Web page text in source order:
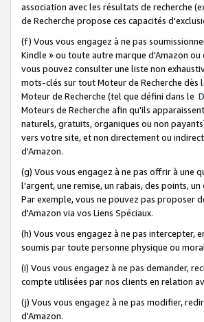
association avec les résultats de recherche
de Recherche propose ces capacités
(f) Vous vous engagez à ne pas
Kindle » ou toute autre marque d'Amazon
vous pouvez consulter une liste non
mots-clés sur tout Moteur de Recherche dès
Moteur de Recherche (tel que défini dans le
Moteurs de Recherche afin qu'ils
naturels, gratuits, organiques ou non
vers votre site, et non directement ou
d'Amazon.
(g) Vous vous engagez à ne pas offrir à une
l'argent, une remise, un rabais, des points,
Par exemple, vous ne pouvez pas proposer
d'Amazon via vos Liens Spéciaux.
(h) Vous vous engagez à ne pas
soumis par toute personne physique ou
(i) Vous vous engagez à ne pas demander,
compte utilisées par nos clients en relation
(j) Vous vous engagez à ne pas modifier,
d'Amazon.